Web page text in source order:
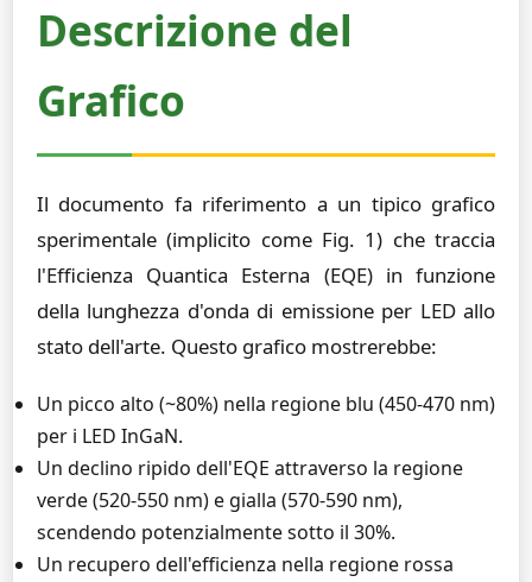
Descrizione del
Grafico
Il documento fa riferimento a un tipico grafico
sperimentale (implicito come Fig. 1) che traccia
l'Efficienza Quantica Esterna (EQE) in funzione
della lunghezza d'onda di emissione per LED allo
stato dell'arte. Questo grafico mostrerebbe:
Un picco alto (~80%) nella regione blu (450-470 nm)
per i LED InGaN.
Un declino ripido dell'EQE attraverso la regione
verde (520-550 nm) e gialla (570-590 nm),
scendendo potenzialmente sotto il 30%.
Un recupero dell'efficienza nella regione rossa